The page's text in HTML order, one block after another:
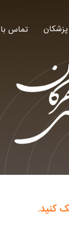
پزشکان تماس
کنید.